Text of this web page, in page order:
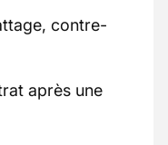
contre-
après une